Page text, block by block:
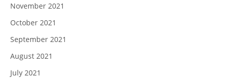
November 2021
October 2021
September 2021
August 2021
July 2021